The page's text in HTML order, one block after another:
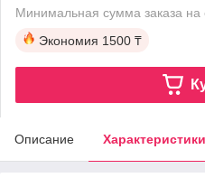
Минимальная сумма заказа
Экономия 1500 ₸
Описание Характеристики